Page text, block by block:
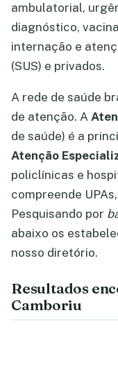
ambulatorial,
diagnóstico,
internação e
(SUS) e privados.
A rede de saúde
de atenção. A
de saúde) é a
Atenção
policlínicas e
compreende
Pesquisando por
abaixo os
nosso diretório.
Resultados
Camboriu